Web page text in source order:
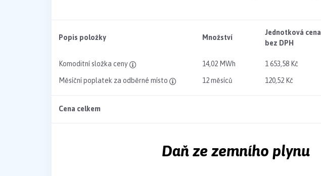
Popis položky Množství
Jednotková cena
bez DPH
Komoditní složka ceny 14,02 MWh 1 653,58 Kč
Měsíční poplatek za odběrné místo 12 měsíců 120,52 Kč
Cena celkem
Daň ze zemního plynu